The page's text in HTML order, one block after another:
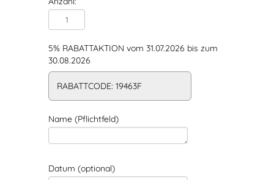
5% RABATTAKTION vom 31.07.2026 bis zum
30.08.2026
RABATTCODE: 19463F
Name (Pflichtfeld)
Datum (optional)